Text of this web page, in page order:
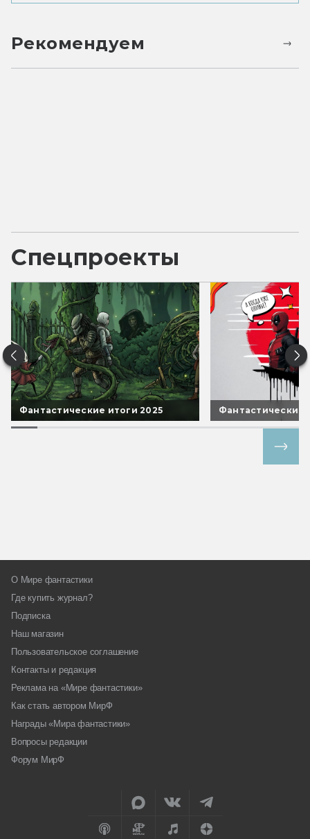
Рекомендуем
Спецпроекты
Фантастические итоги 2025 Фантастические
О Мире фантастики
Где купить журнал?
Подписка
Наш магазин
Пользовательское соглашение
Контакты и редакция
Реклама на «Мире фантастики»
Как стать автором МирФ
Награды «Мира фантастики»
Вопросы редакции
Форум МирФ